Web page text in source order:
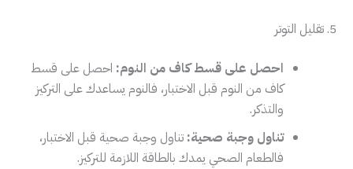
5. تقليل التوتر
احصل على قسط كاف من النوم: احصل على قسط
كاف من النوم قبل الاختبار، فالنوم يساعدك على التركيز
والتذكر.
تناول وجبة صحية: تناول وجبة صحية قبل الاختبار،
فالطعام الصحي يمدك بالطاقة اللازمة للتركيز.